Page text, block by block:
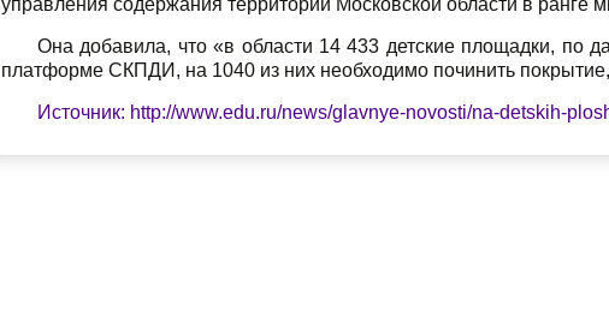
управления содержания территорий Московской области в ранге
Она добавила, что «в области 14 433 детские площадки,
платформе СКПДИ, на 1040 из них необходимо починить
Источник: http://www.edu.ru/news/glavnye-novosti/na-detskih-